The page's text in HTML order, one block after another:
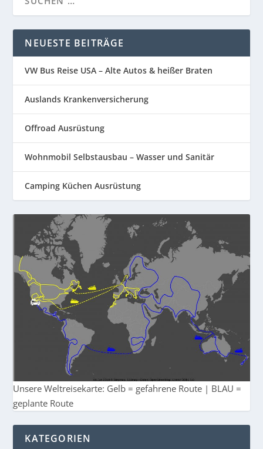
NEUESTE BEITRÄGE
VW Bus Reise USA – Alte Autos & heißer Braten
Auslands Krankenversicherung
Offroad Ausrüstung
Wohnmobil Selbstausbau – Wasser und Sanitär
Camping Küchen Ausrüstung
Unsere Weltreisekarte: Gelb = gefahrene Route | BLAU =
geplante Route
KATEGORIEN